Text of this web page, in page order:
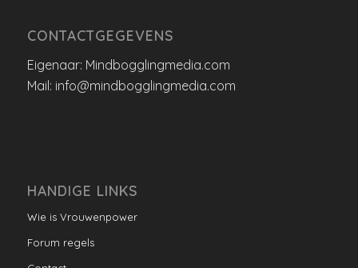
CONTACTGEGEVENS
Eigenaar: Mindbogglingmedia.com
Mail: info@mindbogglingmedia.com
HANDIGE LINKS
Wie is Vrouwenpower
Forum regels